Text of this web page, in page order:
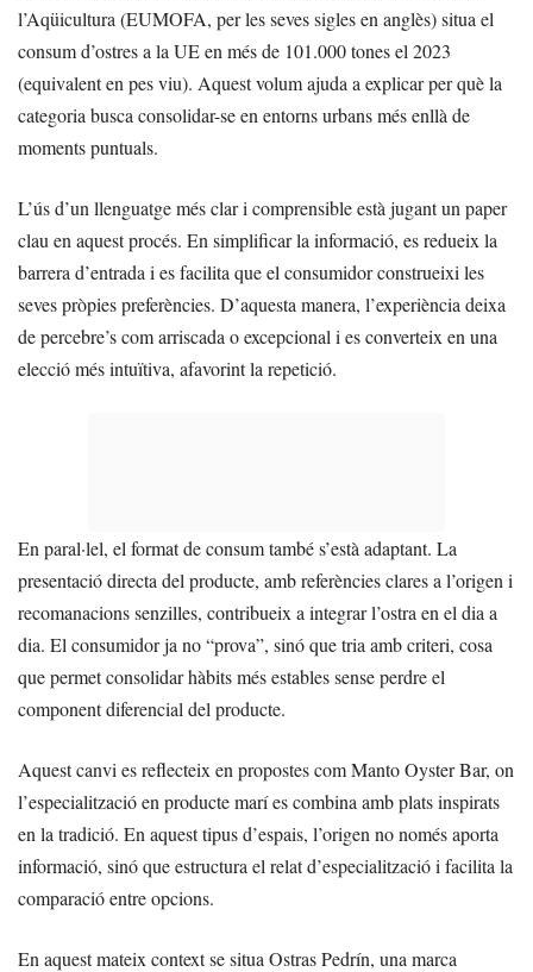
l’Aqüicultura (EUMOFA, per les seves sigles en anglès) situa el
consum d’ostres a la UE en més de 101.000 tones el 2023
(equivalent en pes viu). Aquest volum ajuda a explicar per què la
categoria busca consolidar-se en entorns urbans més enllà de
moments puntuals.
L’ús d’un llenguatge més clar i comprensible està jugant un paper
clau en aquest procés. En simplificar la informació, es redueix la
barrera d’entrada i es facilita que el consumidor construeixi les
seves pròpies preferències. D’aquesta manera, l’experiència deixa
de percebre’s com arriscada o excepcional i es converteix en una
elecció més intuïtiva, afavorint la repetició.
En paral·lel, el format de consum també s’està adaptant. La
presentació directa del producte, amb referències clares a l’origen i
recomanacions senzilles, contribueix a integrar l’ostra en el dia a
dia. El consumidor ja no “prova”, sinó que tria amb criteri, cosa
que permet consolidar hàbits més estables sense perdre el
component diferencial del producte.
Aquest canvi es reflecteix en propostes com Manto Oyster Bar, on
l’especialització en producte marí es combina amb plats inspirats
en la tradició. En aquest tipus d’espais, l’origen no només aporta
informació, sinó que estructura el relat d’especialització i facilita la
comparació entre opcions.
En aquest mateix context se situa Ostras Pedrín, una marca